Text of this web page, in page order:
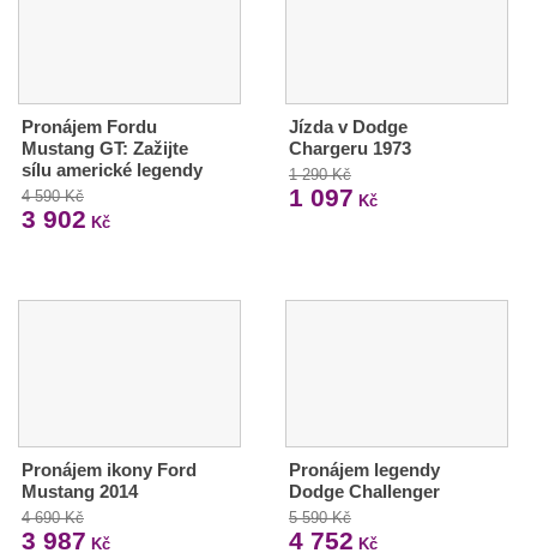
Pronájem Fordu
Mustang GT: Zažijte
sílu americké legendy
4 590 Kč
3 902 Kč
Jízda v Dodge
Chargeru 1973
1 290 Kč
1 097 Kč
Pronájem ikony Ford
Mustang 2014
4 690 Kč
3 987 Kč
Pronájem legendy
Dodge Challenger
5 590 Kč
4 752 Kč